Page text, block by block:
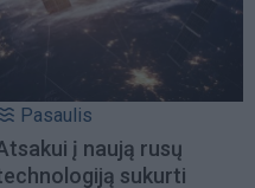
Pasaulis
į naują rusų
sukurti